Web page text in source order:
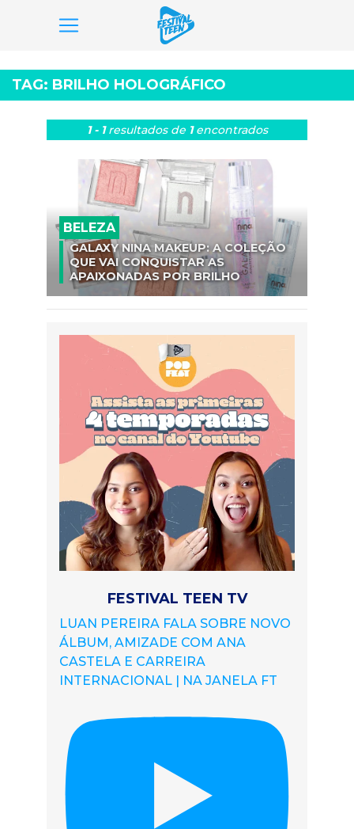
para
o
conteúdo
TAG: BRILHO HOLOGRÁFICO
1 - 1resultados de 1encontrados
BELEZA
GALAXY NINA MAKEUP: A COLEÇÃO
QUE VAI CONQUISTAR AS
APAIXONADAS POR BRILHO
FESTIVAL TEEN TV
LUAN PEREIRA FALA SOBRE NOVO
ÁLBUM, AMIZADE COM ANA
CASTELA E CARREIRA
INTERNACIONAL | NA JANELA FT